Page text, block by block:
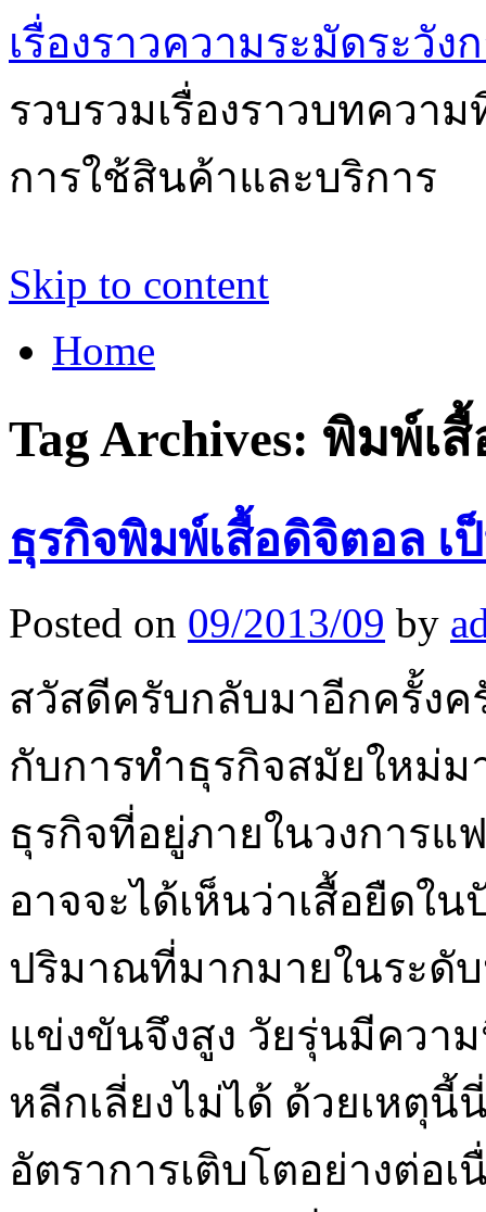
เรื่องราวความระมัดระวัง
รวบรวมเรื่องราวบทควา
การใช้สินค้าและบริการ
Skip to content
Home
Tag Archives: พิมพ์เ
ธุรกิจพิมพ์เสื้อดิจิตอล เ
Posted on 09/2013/09 by
สวัสดีครับกลับมาอีกครั้งค
กับการทำธุรกิจสมัยใหม่
ธุรกิจที่อยู่ภายในวงการแ
อาจจะได้เห็นว่าเสื้อยืด
ปริมาณที่มากมายในระดับ
แข่งขันจึงสูง วัยรุ่นมีคว
หลีกเลี่ยงไม่ได้ ด้วยเหตุนี้
อัตราการเติบโตอย่างต่อ